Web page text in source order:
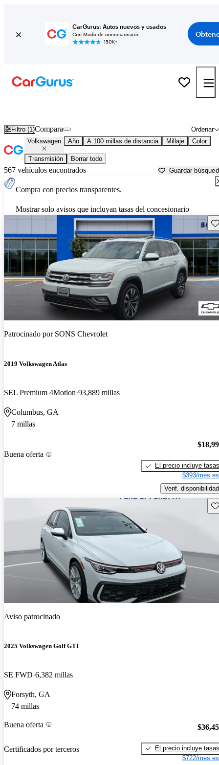
CarGurus: Autos nuevos y usados
Con Modo de concesionario
150K+
Filtro (1) Ordenar
Compara
Volkswagen Año A 100 millas de distancia Millaje Color
Transmisión Borrar todo
567 vehículos encontrados Guardar
Compra con precios transparentes.
Mostrar solo avisos que incluyan tasas del concesionario
Patrocinado por SONS Chevrolet
2019 Volkswagen Atlas
SEL Premium 4Motion 93,889 millas
Columbus, GA
7 millas
Buena oferta
El precio incluye tasas
$393/mes
Verif. disponibilidad
Aviso patrocinado
2025 Volkswagen Golf GTI
SE FWD 6,382 millas
Forsyth, GA
74 millas
Buena oferta
Certificados por terceros
El precio incluye tasas
$722/mes